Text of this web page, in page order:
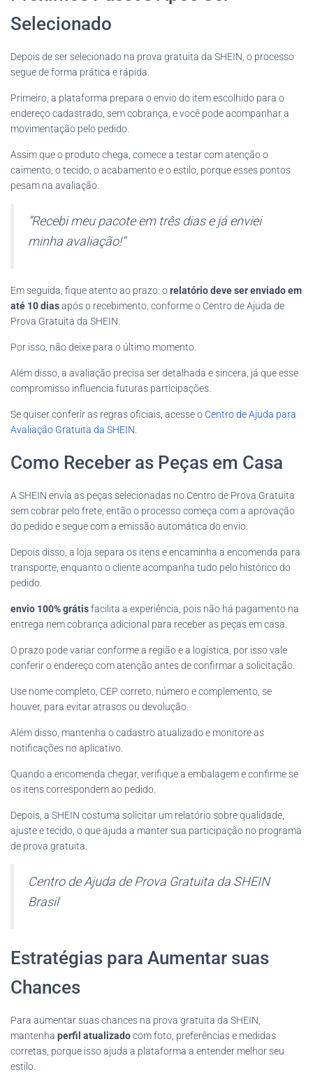
Selecionado
Depois de ser selecionado na prova gratuita da SHEIN, o processo
segue de forma prática e rápida.
Primeiro, a plataforma prepara o envio do item escolhido para o
endereço cadastrado, sem cobrança, e você pode acompanhar a
movimentação pelo pedido.
Assim que o produto chega, comece a testar com atenção o
caimento, o tecido, o acabamento e o estilo, porque esses pontos
pesam na avaliação.
“Recebi meu pacote em três dias e já enviei
minha avaliação!”
Em seguida, fique atento ao prazo: orelatório deve ser enviado em
até 10 diasapós o recebimento, conforme o Centro de Ajuda de
Prova Gratuita da SHEIN.
Por isso, não deixe para o último momento.
Além disso, a avaliação precisa ser detalhada e sincera, já que esse
compromisso influencia futuras participações.
Se quiser conferir as regras oficiais, acesse o Centro de Ajuda para
Avaliação Gratuita da SHEIN
Como Receber as Peças em Casa
A SHEIN envia as peças selecionadas no Centro de Prova Gratuita
sem cobrar pelo frete, então o processo começa com a aprovação
do pedido e segue com a emissão automática do envio.
Depois disso, a loja separa os itens e encaminha a encomenda para
transporte, enquanto o cliente acompanha tudo pelo histórico do
pedido.
envio 100% grátisfacilita a experiência, pois não há pagamento na
entrega nem cobrança adicional para receber as peças em casa.
O prazo pode variar conforme a região e a logística, por isso vale
conferir o endereço com atenção antes de confirmar a solicitação.
Use nome completo, CEP correto, número e complemento, se
houver, para evitar atrasos ou devolução.
Além disso, mantenha o cadastro atualizado e monitore as
notificações no aplicativo.
Quando a encomenda chegar, verifique a embalagem e confirme se
os itens correspondem ao pedido.
Depois, a SHEIN costuma solicitar um relatório sobre qualidade,
ajuste e tecido, o que ajuda a manter sua participação no programa
de prova gratuita.
Centro de Ajuda de Prova Gratuita da SHEIN
Brasil
Estratégias para Aumentar suas
Chances
Para aumentar suas chances na prova gratuita da SHEIN,
mantenha perfil atualizadocom foto, preferências e medidas
corretas, porque isso ajuda a plataforma a entender melhor seu
estilo.